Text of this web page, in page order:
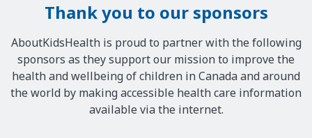
Thank you to our sponsors
AboutKidsHealth is proud to partner with the following
sponsors as they support our mission to improve the
health and wellbeing of children in Canada and around
the world by making accessible health care information
available via the internet.